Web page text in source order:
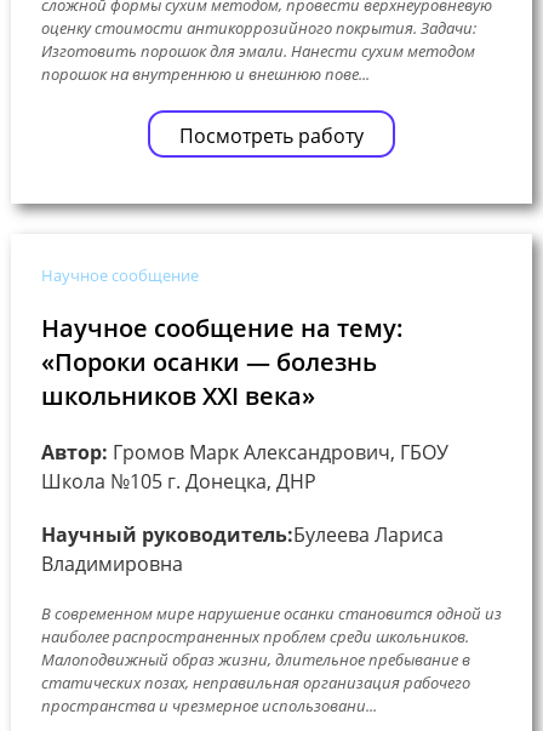
сложной формы сухим методом, провести верхнеуровневую
оценку стоимости антикоррозийного покрытия. Задачи:
Изготовить порошок для эмали. Нанести сухим методом
порошок на внутреннюю и внешнюю пове...
Посмотреть работу
Научное сообщение
Научное сообщение на тему:
«Пороки осанки — болезнь
школьников XXI века»
Автор: Громов Марк Александрович, ГБОУ
Школа №105 г. Донецка, ДНР
Научный руководитель:Булеева Лариса
Владимировна
В современном мире нарушение осанки становится одной из
наиболее распространенных проблем среди школьников.
Малоподвижный образ жизни, длительное пребывание в
статических позах, неправильная организация рабочего
пространства и чрезмерное использовани...